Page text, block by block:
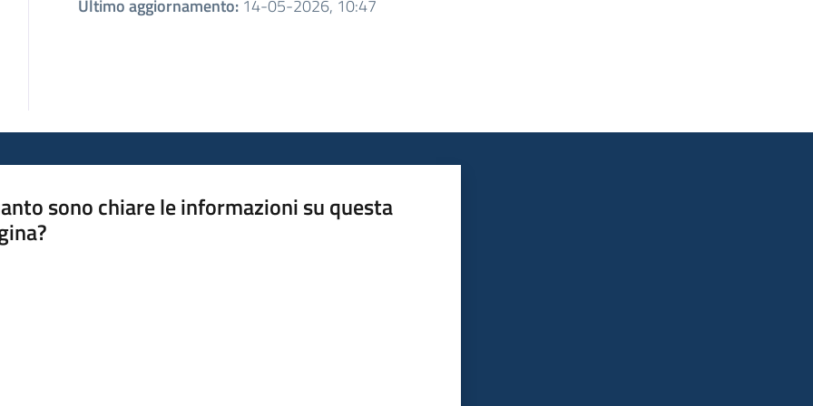
Ultimo aggiornamento: 14-05-2026, 10:47
sono chiare le informazioni su questa